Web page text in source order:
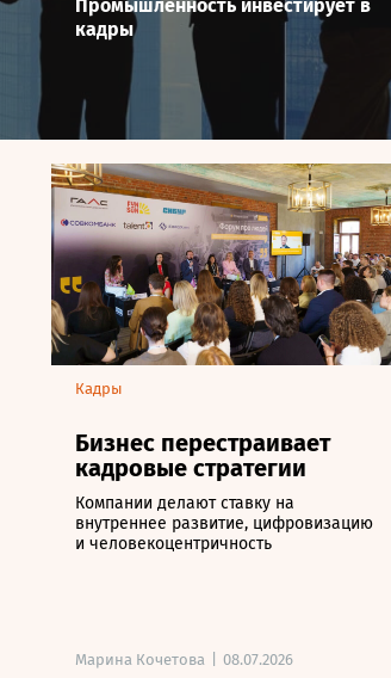
Промышленность инвестирует в
кадры
Кадры
Бизнес перестраивает
кадровые стратегии
Компании делают ставку на
внутреннее развитие, цифровизацию
и человекоцентричность
Марина Кочетова 08.07.2026